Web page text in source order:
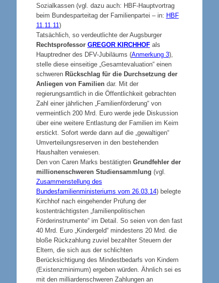
Sozialkassen (vgl. dazu auch: HBF-Hauptvortrag
beim Bundesparteitag der Familienpartei – in: HBF
11.11.11)
Tatsächlich, so verdeutlichte der Augsburger
Rechtsprofessor GREGOR KIRCHHOFals
Hauptredner des DFV-Jubiläums (Anmerkung 3),
stelle diese einseitige „Gesamtevaluation“ einen
schweren Rückschlag für die Durchsetzung der
Anliegen von Familiendar. Mit der
regierungsamtlich in die Öffentlichkeit gebrachten
Zahl einer jährlichen „Familienförderung“ von
vermeintlich 200 Mrd. Euro werde jede Diskussion
über eine weitere Entlastung der Familien im Keim
erstickt. Sofort werde dann auf die „gewaltigen“
Umverteilungsreserven in den bestehenden
Haushalten verwiesen.
Den von Caren Marks bestätigten Grundfehler der
millionenschweren Studiensammlung (vgl.
Zusammenstellung des
Bundesfamilienministeriums vom 26.03.14) belegte
Kirchhof nach eingehender Prüfung der
kostenträchtigsten „familienpolitischen
Förderinstrumente“ im Detail. So seien von den fast
40 Mrd. Euro „Kindergeld“ mindestens 20 Mrd. die
bloße Rückzahlung zuviel bezahlter Steuern der
Eltern, die sich aus der schlichten
Berücksichtigung des Mindestbedarfs von Kindern
(Existenzminimum) ergeben würden. Ähnlich sei es
mit den milliardenschweren Zahlungen an